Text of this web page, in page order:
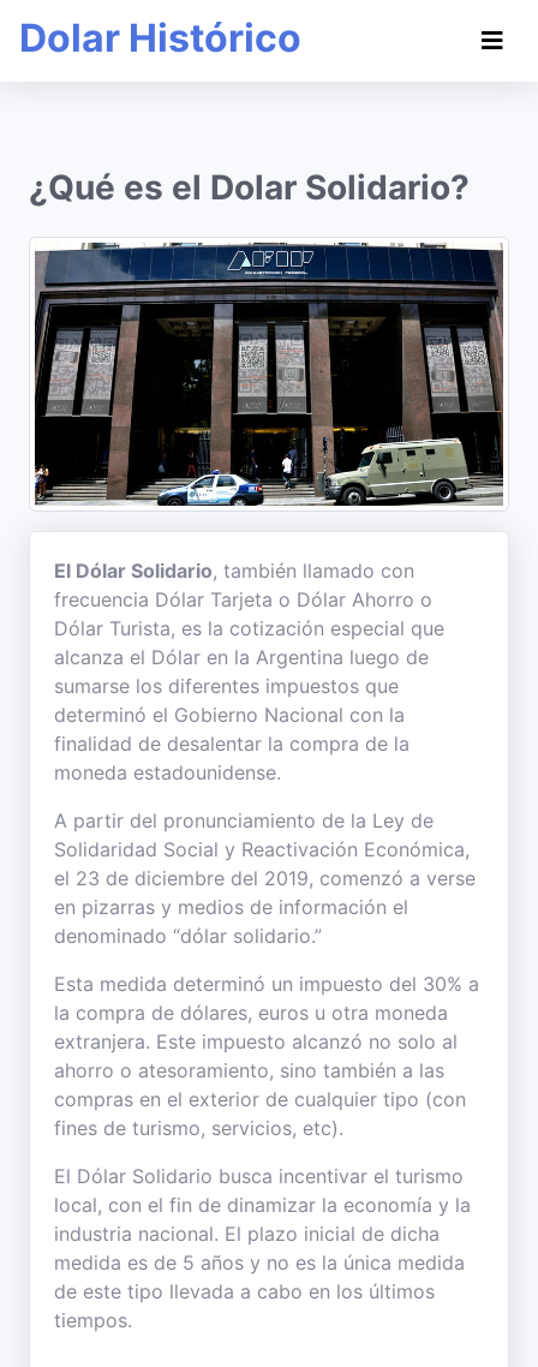
Dolar Histórico
¿Qué es el Dolar Solidario?
El Dólar Solidario, también llamado con
frecuencia Dólar Tarjeta o Dólar Ahorro o
Dólar Turista, es la cotización especial que
alcanza el Dólar en la Argentina luego de
sumarse los diferentes impuestos que
determinó el Gobierno Nacional con la
finalidad de desalentar la compra de la
moneda estadounidense.
A partir del pronunciamiento de la Ley de
Solidaridad Social y Reactivación Económica,
el 23 de diciembre del 2019, comenzó a verse
en pizarras y medios de información el
denominado “dólar solidario.”
Esta medida determinó un impuesto del 30% a
la compra de dólares, euros u otra moneda
extranjera. Este impuesto alcanzó no solo al
ahorro o atesoramiento, sino también a las
compras en el exterior de cualquier tipo (con
fines de turismo, servicios, etc).
El Dólar Solidario busca incentivar el turismo
local, con el fin de dinamizar la economía y la
industria nacional. El plazo inicial de dicha
medida es de 5 años y no es la única medida
de este tipo llevada a cabo en los últimos
tiempos.